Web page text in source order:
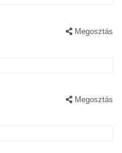
Megosztás
Megosztás